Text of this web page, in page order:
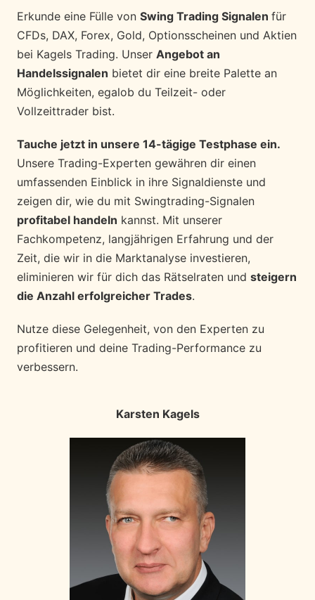
Erkunde eine Fülle von Swing Trading Signalen für
CFDs, DAX, Forex, Gold, Optionsscheinen und Aktien
bei Kagels Trading. Unser Angebot an
Handelssignalen bietet dir eine breite Palette an
Möglichkeiten, egalob du Teilzeit- oder
Vollzeittrader bist.
Tauche jetzt in unsere 14-tägige Testphase ein.
Unsere Trading-Experten gewähren dir einen
umfassenden Einblick in ihre Signaldienste und
zeigen dir, wie du mit Swingtrading-Signalen
profitabel handeln kannst. Mit unserer
Fachkompetenz, langjährigen Erfahrung und der
Zeit, die wir in die Marktanalyse investieren,
eliminieren wir für dich das Rätselraten und steigern
die Anzahl erfolgreicher Trades.
Nutze diese Gelegenheit, von den Experten zu
profitieren und deine Trading-Performance zu
verbessern.
Karsten Kagels